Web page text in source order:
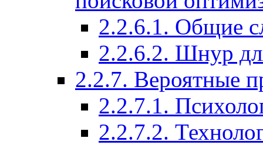
2.2.6.1. Общие
2.2.6.2. Шнур
2.2.7. Вероятные
2.2.7.1.
2.2.7.2.